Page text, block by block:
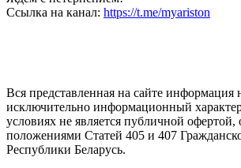
Ссылка на канал: https://t.me/myariston
Вся представленная на сайте информация
исключительно информационный
условиях не является публичной офертой,
положениями Статей 405 и 407
Республики Беларусь.